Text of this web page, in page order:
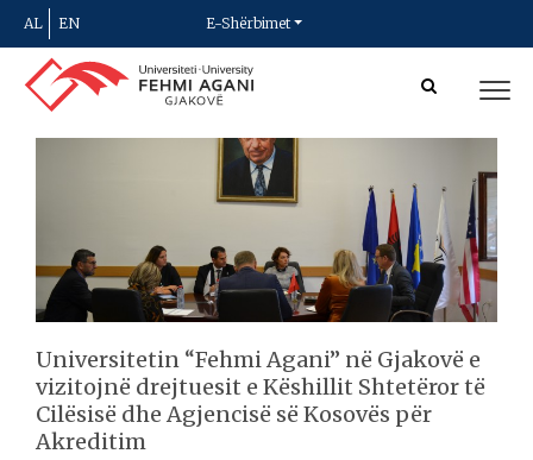
AL EN E-Shërbimet
Universitetin “Fehmi Agani” në Gjakovë e
vizitojnë drejtuesit e Këshillit Shtetëror të
Cilësisë dhe Agjencisë së Kosovës për
Akreditim